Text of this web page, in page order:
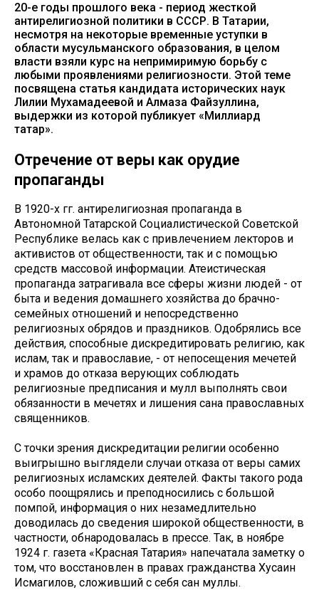
20-е годы прошлого века - период жесткой
антирелигиозной политики в СССР. В Татарии,
несмотря на некоторые временные уступки в
области мусульманского образования, в целом
власти взяли курс на непримиримую борьбу с
любыми проявлениями религиозности. Этой теме
посвящена статья кандидата исторических наук
Лилии Мухамадеевой и Алмаза Файзуллина,
выдержки из которой публикует «Миллиард
татар».
Отречение от веры как орудие
пропаганды
В 1920-х гг. антирелигиозная пропаганда в
Автономной Татарской Социалистической Советской
Республике велась как с привлечением лекторов и
активистов от общественности, так и с помощью
средств массовой информации. Атеистическая
пропаганда затрагивала все сферы жизни людей - от
быта и ведения домашнего хозяйства до брачно-
семейных отношений и непосредственно
религиозных обрядов и праздников. Одобрялись все
действия, способные дискредитировать религию, как
ислам, так и православие, - от непосещения мечетей
и храмов до отказа верующих соблюдать
религиозные предписания и мулл выполнять свои
обязанности в мечетях и лишения сана православных
священников.
С точки зрения дискредитации религии особенно
выигрышно выглядели случаи отказа от веры самих
религиозных исламских деятелей. Факты такого рода
особо поощрялись и преподносились с большой
помпой, информация о них незамедлительно
доводилась до сведения широкой общественности, в
частности, обнародовалась в прессе. Так, в ноябре
1924 г. газета «Красная Татария» напечатала заметку о
том, что восстановлен в правах гражданства Хусаин
Исмагилов, сложивший с себя сан муллы.